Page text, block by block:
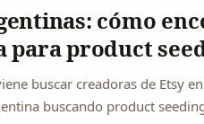
usó product seeding
ver quién convertía mejor;
cómo
para product
buscar creadoras de Etsy
buscando product